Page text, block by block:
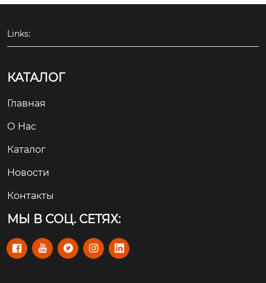
Links:
КАТАЛОГ
Главная
О Hас
Каталог
Новости
Контакты
МЫ В СОЦ. СЕТЯХ:
    